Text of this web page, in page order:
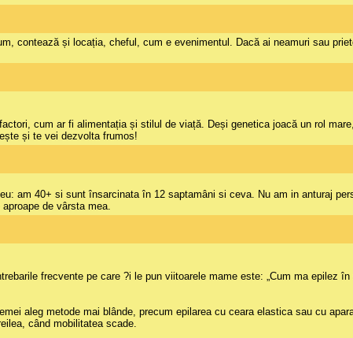
contează și locația, cheful, cum e evenimentul. Dacă ai neamuri sau
cum ar fi alimentația și stilul de viață. Deși genetica joacă un rol
și te vei dezvolta frumos!
am 40+ si sunt însarcinata în 12 saptamâni si ceva. Nu am in anturaj
de vârsta mea.
frecvente pe care ?i le pun viitoarele mame este: „Cum ma epilez
aleg metode mai blânde, precum epilarea cu ceara elastica sau cu
când mobilitatea scade.